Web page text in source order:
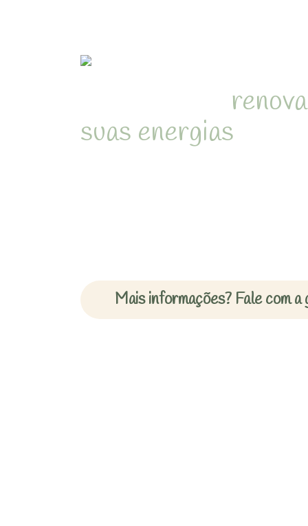
suas energias
Mais informações? Fale com a